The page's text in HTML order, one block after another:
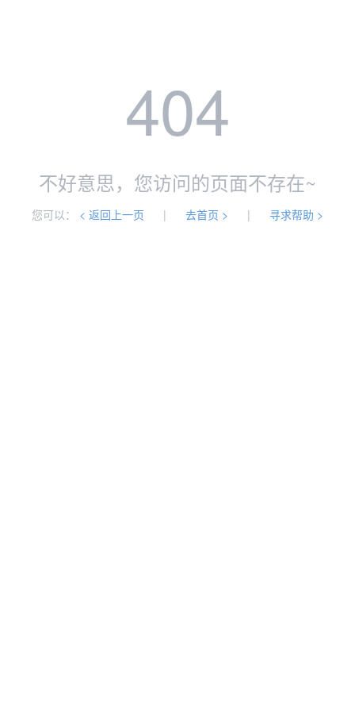
404
不好意思，您访问的页面不存在~
您可以： < 返回上一页 | 去首页 > | 寻求帮助 >